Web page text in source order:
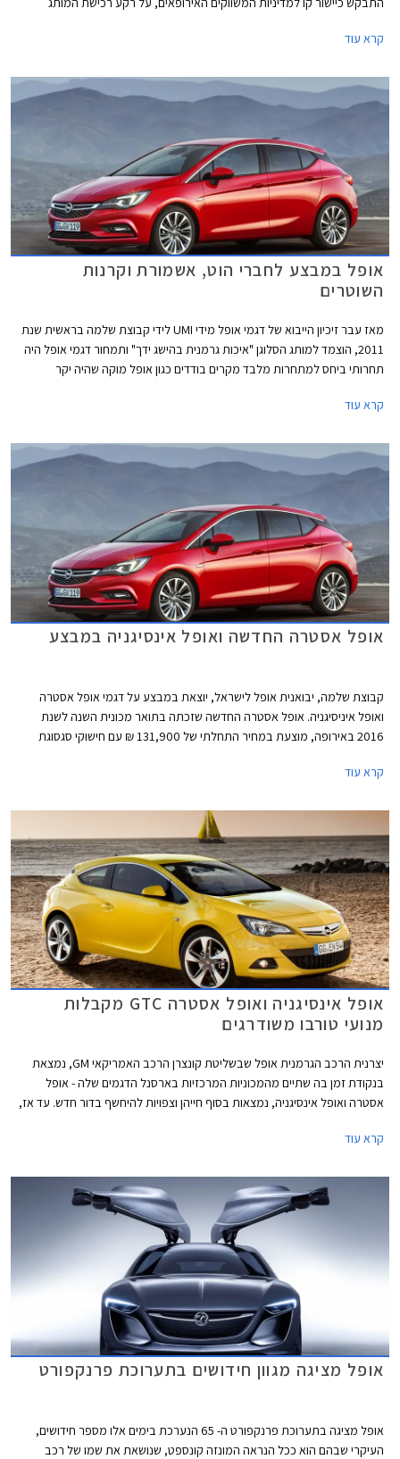
קרא עוד
אופל במבצע לחברי הוט, אשמורת וקרנות
השוטרים
מאז עבר זיכיון הייבוא של דגמי אופל מידי UMI לידי קבוצת שלמה בראשית שנת
2011, הוצמד למותג הסלוגן "איכות גרמנית בהישג ידך" ותמחור דגמי אופל היה
תחרותי ביחס למתחרות מלבד מקרים בודדים כגון אופל מוקה שהיה יקר
המסירות הכלליות של רכבים בתקופה האמורה גדל בלמעלה מ- 15%. באופן
ריאלי ירדו מסירות אופל השנה והמשמעות היא שחלקה בשוק הרכב בישראל
שיבואנית אופל הייתה מעוניינת לראות גידול ניכר במסירות רכבי אופל, בייחוד
נוכח השקת אופל אסטרה החדשה החשובה מאוד עבור היבואנית.
קרא עוד
אופל אסטרה החדשה ואופל אינסיגניה במבצע
קבוצת שלמה, יבואנית אופל לישראל, יוצאת במבצע על דגמי אופל אסטרה
ואופל איניסיגניה. אופל אסטרה החדשה שזכתה בתואר מכונית השנה לשנת
2016 באירופה, מוצעת במחיר התחלתי של 131,900 ₪ עם חישוקי סגסוגת
הילוכים אוטומטית חדשה ומאפשר תאוצה מאפס למאה קמ"ש תוך 8.9 שניות
וצריכת דלק ממוצעת של 18.2 ק"מ לליטר.
קרא עוד
אופל אינסיגניה ואופל אסטרה GTC מקבלות
מנועי טורבו משודרגים
יצרנית הרכב הגרמנית אופל שבשליטת קונצרן הרכב האמריקאי GM, נמצאת
בנקודת זמן בה שתיים מהמכוניות המרכזיות בארסנל הדגמים שלה - אופל
אסטרה ואופל אינסיגניה, נמצאות בסוף חייהן וצפויות להיחשף בדור חדש. עד אז,
קרא עוד
אופל מציגה מגוון חידושים בתערוכת פרנקפורט
אופל מציגה בתערוכת פרנקפורט ה- 65 הנערכת בימים אלו מספר חידושים,
העיקרי שבהם הוא ככל הנראה המונזה קונספט, שנושאת את שמו של רכב